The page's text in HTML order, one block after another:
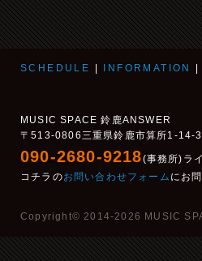
SCHEDULE INFORMATION
MUSIC SPACE 鈴鹿ANSWER
〒513-0806三重県鈴鹿市算所1-14-
090-2680-9218(事務所)ラ
コチラのお問い合わせフォーム にお
Copyright© 2014-2026 MUSIC